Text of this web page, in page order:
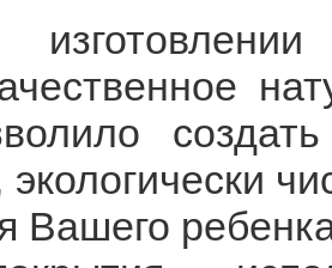
экологически
Вашего